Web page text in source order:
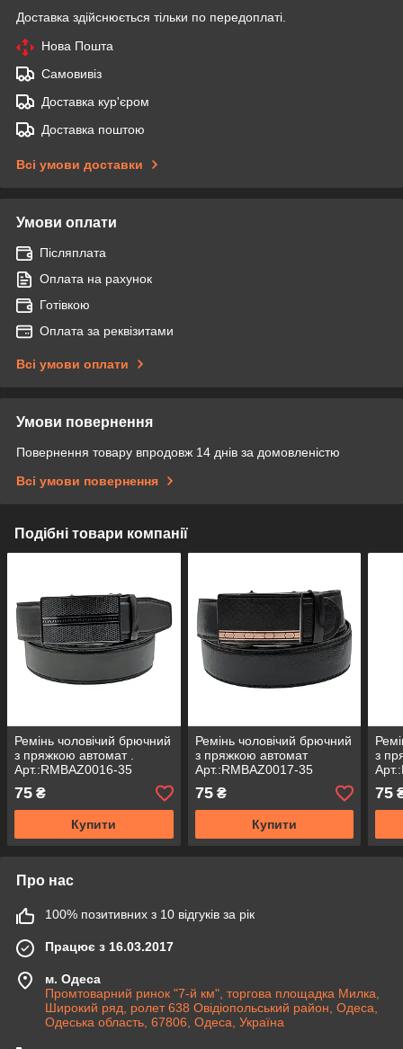
Доставка здійснюється тільки по передоплаті.
Нова Пошта
Самовивіз
Доставка кур'єром
Доставка поштою
Всі умови доставки
Умови оплати
Післяплата
Оплата на рахунок
Готівкою
Оплата за реквізитами
Всі умови оплати
Умови повернення
Повернення товару впродовж 14 днів за домовленістю
Всі умови повернення
Подібні товари компанії
Ремінь чоловічий брючний
з пряжкою автомат .
Арт.:RMBAZ0016-35
75 ₴
Купити
Ремінь чоловічий брючний
з пряжкою автомат
Арт.:RMBAZ0017-35
75₴
Купити
з
75
Про нас
100% позитивних з 10 відгуків за рік
Працює з 16.03.2017
м. Одеса
Промтоварний ринок "7-й км", торгова площадка Милка,
Широкий ряд, ролет 638 Овідіопольський район, Одеса,
Одеська область, 67806, Одеса, Україна